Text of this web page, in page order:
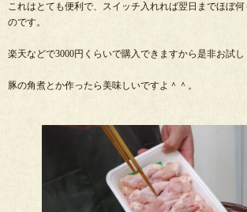
これはとても便利で、スイッチ入れれば翌日までほぼ
のです。
楽天などで3000円くらいで購入できますから是非お試し
豚の角煮とか作ったら美味しいですよ＾＾。